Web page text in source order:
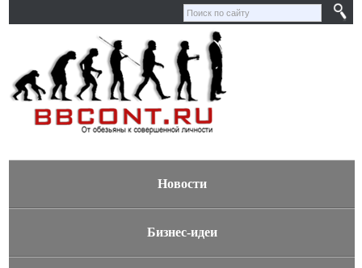
Новости
Бизнес-идеи